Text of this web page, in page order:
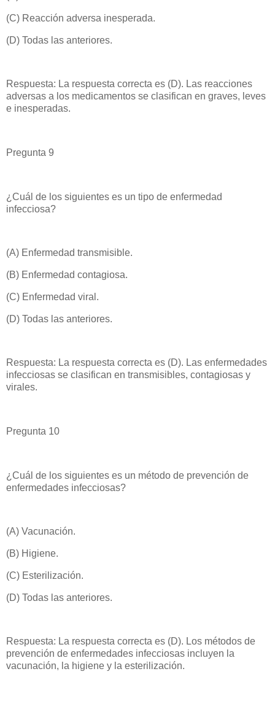
(C) Reacción adversa inesperada.
(D) Todas las anteriores.
Respuesta: La respuesta correcta es (D). Las reacciones
adversas a los medicamentos se clasifican en graves, leves
e inesperadas.
Pregunta 9
¿Cuál de los siguientes es un tipo de enfermedad
infecciosa?
(A) Enfermedad transmisible.
(B) Enfermedad contagiosa.
(C) Enfermedad viral.
(D) Todas las anteriores.
Respuesta: La respuesta correcta es (D). Las enfermedades
infecciosas se clasifican en transmisibles, contagiosas y
virales.
Pregunta 10
¿Cuál de los siguientes es un método de prevención de
enfermedades infecciosas?
(A) Vacunación.
(B) Higiene.
(C) Esterilización.
(D) Todas las anteriores.
Respuesta: La respuesta correcta es (D). Los métodos de
prevención de enfermedades infecciosas incluyen la
vacunación, la higiene y la esterilización.